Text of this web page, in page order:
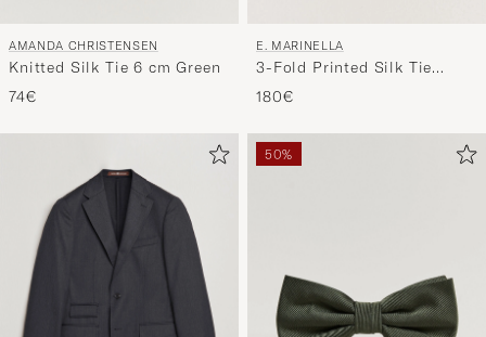
AMANDA CHRISTENSEN
Knitted Silk Tie 6 cm Green
74€
E. MARINELLA
3-Fold Printed Silk Tie
Burgundy
180€
50%